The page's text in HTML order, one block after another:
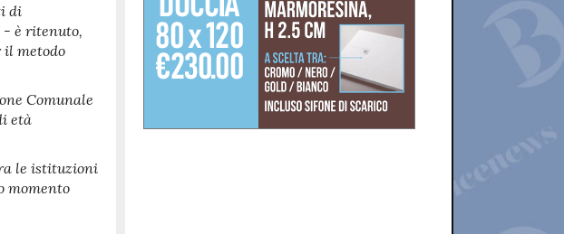
di
- è ritenuto,
metodo
Comunale
età
le istituzioni
momento